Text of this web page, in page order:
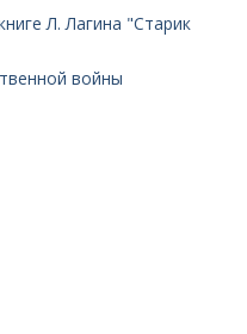
Л. Лагина "Старик
войны